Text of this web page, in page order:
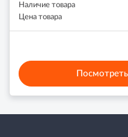
Наличие товара
Цена товара